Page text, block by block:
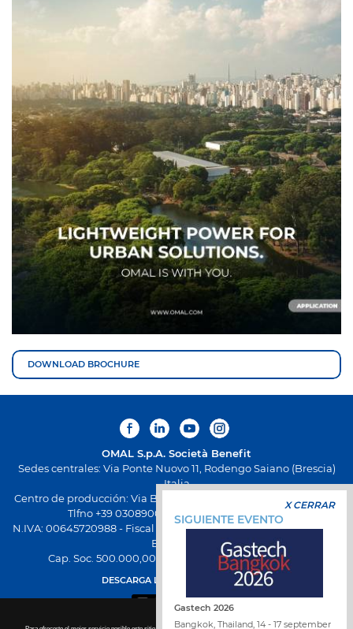
DOWNLOAD BROCHURE
OMAL S.p.A. Società Benefit
Sedes centrales: Via Ponte Nuovo 11, Rodengo Saiano (Brescia)
Italia
Centro de producción: Via Brognolo 12, Passirano (Brescia) Italia
Tlfno +39 0308900145 Fax +39 0308900423
N.IVA: 00645720988 - Fiscal Code: 01661640175 - Inscripción REA
BS-258271
Cap. Soc. 500.000,00 € totalmente desembolsado
DESCARGA LA NUEVA APP OMAL
X CERRAR
SIGUIENTE EVENTO
Gastech 2026
Bangkok, Thailand, 14 - 17 september